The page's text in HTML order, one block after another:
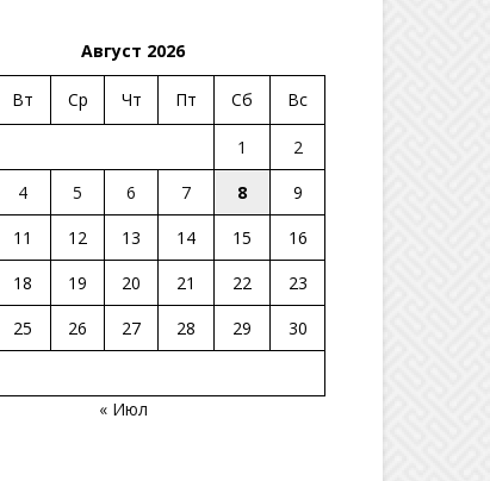
Август 2026
Вт Ср Чт Пт Сб Вс
1
2
4 5 6 7 8
9
11 12 13 14 15
16
18 19 20 21 22
23
25 26 27 28 29
30
« Июл